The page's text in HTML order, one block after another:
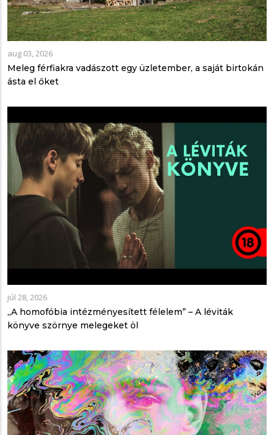
aug 03, 2026
Meleg férfiakra vadászott egy üzletember, a saját birtokán
ásta el őket
júl 28, 2026
„A homofóbia intézményesített félelem” – A léviták
könyve szörnye melegeket öl